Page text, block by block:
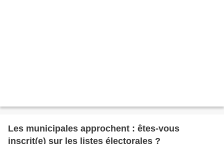
Les municipales approchent : êtes-vous
inscrit(e) sur les listes électorales ?